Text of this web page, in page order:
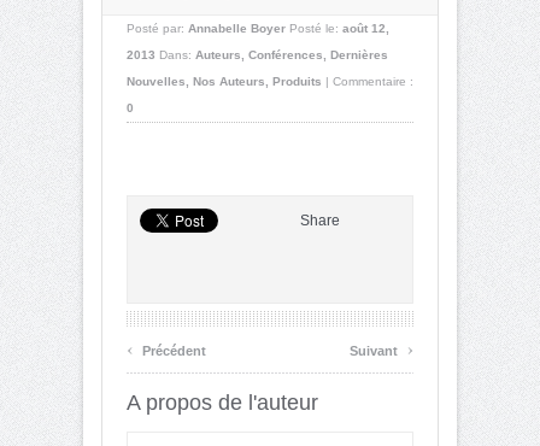
Posté par: Annabelle Boyer Posté le: août 12,
2013 Dans: Auteurs Conférences
Dernières
Nouvelles
Nos Auteurs Produits | Commentaire :
0
Share
‹ Précédent Suivant ›
A propos de l'auteur